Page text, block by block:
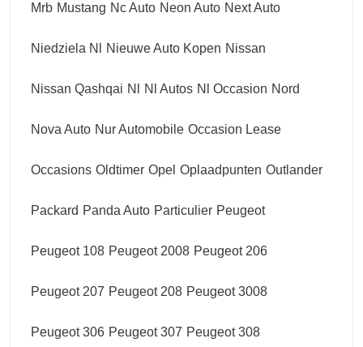
Mrb Mustang Nc Auto Neon Auto Next Auto
Niedziela Nl Nieuwe Auto Kopen Nissan
Nissan Qashqai Nl Nl Autos Nl Occasion Nord
Nova Auto Nur Automobile Occasion Lease
Occasions Oldtimer Opel Oplaadpunten Outlander
Packard Panda Auto Particulier Peugeot
Peugeot 108 Peugeot 2008 Peugeot 206
Peugeot 207 Peugeot 208 Peugeot 3008
Peugeot 306 Peugeot 307 Peugeot 308